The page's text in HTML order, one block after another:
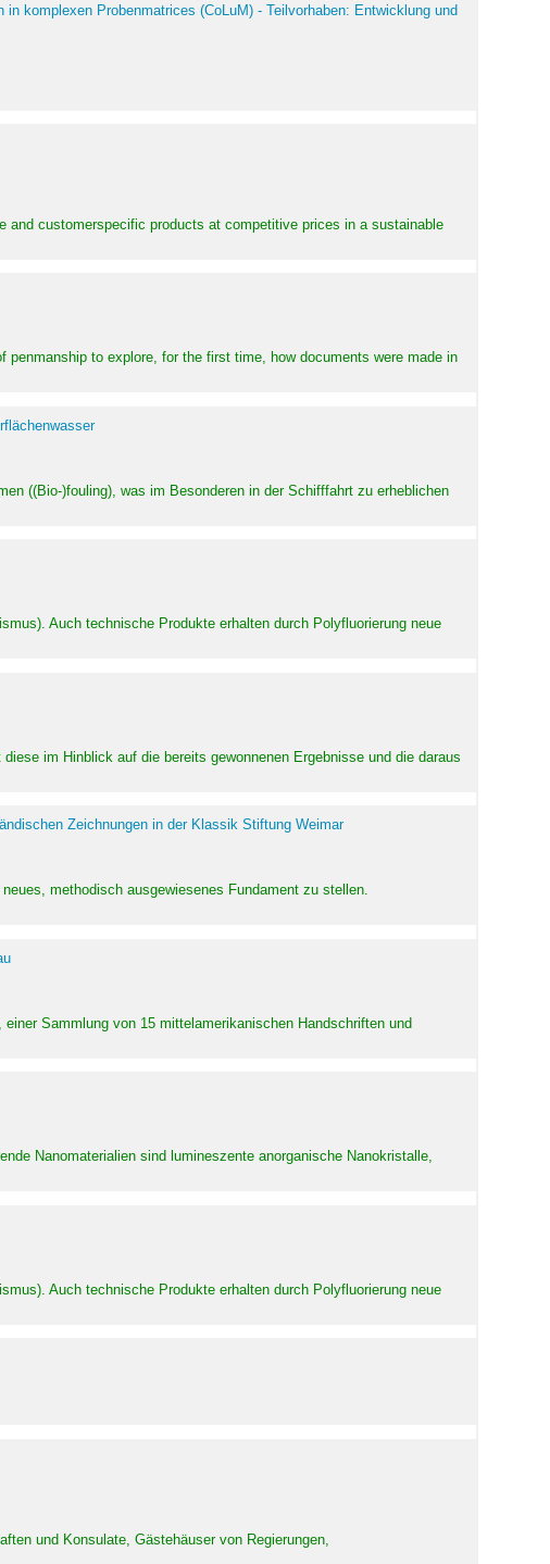
komplexen Probenmatrices (CoLuM) - Teilvorhaben: Entwicklung und
and customerspecific products at competitive prices in a sustainable
to explore, for the first time, how documents were made in
((Bio-)fouling), was im Besonderen in der Schifffahrt zu erheblichen
Auch technische Produkte erhalten durch Polyfluorierung neue
im Hinblick auf die bereits gewonnenen Ergebnisse und die daraus
Zeichnungen in der Klassik Stiftung Weimar
methodisch ausgewiesenes Fundament zu stellen.
Sammlung von 15 mittelamerikanischen Handschriften und
Nanomaterialien sind lumineszente anorganische Nanokristalle,
Auch technische Produkte erhalten durch Polyfluorierung neue
und Konsulate, Gästehäuser von Regierungen,